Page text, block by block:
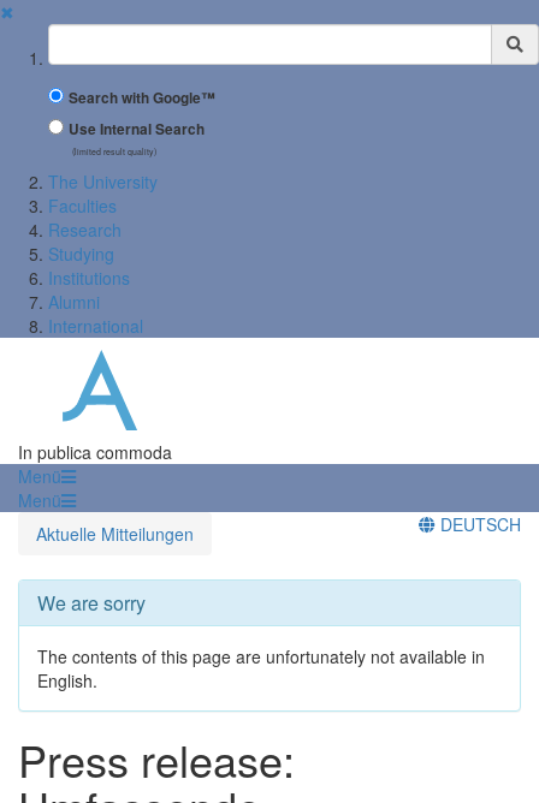
✖
Suchbegriff
Search with Google™
Use Internal Search
(limited result quality)
The University
Faculties
Research
Studying
Institutions
Alumni
International
In publica commoda
Menü
Menü
Aktuelle Mitteilungen
DEUTSCH
We are sorry
The contents of this page are unfortunately not available in
English.
Press release: